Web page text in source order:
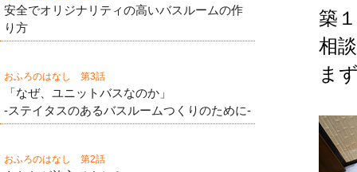
安全でオリジナリティの高いバスルームの作
り方
おふろのはなし 第3話
「なぜ、ユニットバスなのか」
-ステイタスのあるバスルームつくりのために-
おふろのはなし 第2話
築
相
ま